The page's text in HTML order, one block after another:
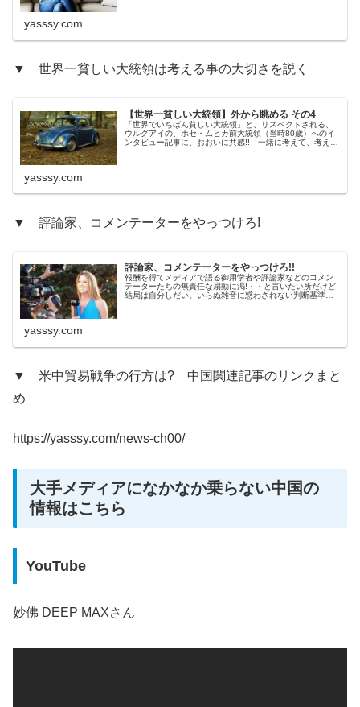
yasssy.com
▼ 世界一貧しい大統領は考える事の大切さを説く
【世界一貧しい大統領】外から眺める その4
「世界でいちばん貧しい大統領」と、リスペクトされる、
ウルグアイの、ホセ・ムヒカ前大統領（当時80歳）へのイ
ンタビュー記事に、おおいに共感!! 一緒に考えて、考えて
yasssy.com
▼ 評論家、コメンテーターをやっつけろ!
評論家、コメンテーターをやっつけろ!!
報酬を得てメディアで語る御用学者や評論家などのコメン
テーターたちの無責任な扇動に渇!・・と言いたい所だけど
結局は自分しだい。いらぬ雑音に惑わされない判断基準を
yasssy.com
▼ 米中貿易戦争の行方は? 中国関連記事のリンクまと
め
https://yasssy.com/news-ch00/
大手メディアになかなか乗らない中国の
情報はこちら
YouTube
妙佛 DEEP MAXさん